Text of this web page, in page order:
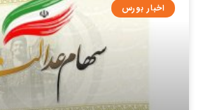
اخبار بورس